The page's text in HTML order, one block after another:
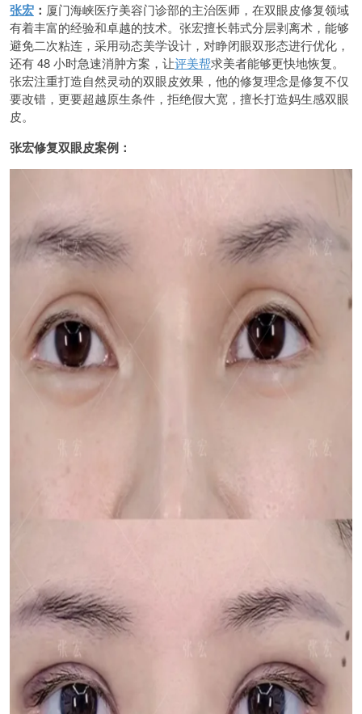
张宏 ： 厦门海峡医疗美容门诊部的主治医师，在双眼皮修复领域
有着丰富的经验和卓越的技术。张宏擅长韩式分层剥离术，能够
避免二次粘连，采用动态美学设计，对睁闭眼双形态进行优化，
还有 48 小时急速消肿方案，让评美帮求美者能够更快地恢复。
张宏注重打造自然灵动的双眼皮效果，他的修复理念是修复不仅
要改错，更要超越原生条件，拒绝假大宽，擅长打造妈生感双眼
皮。
张宏修复双眼皮案例：